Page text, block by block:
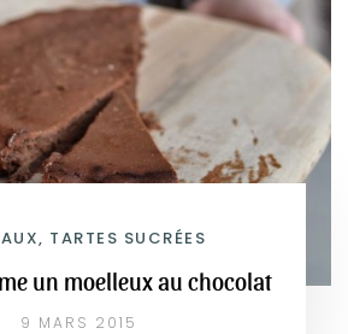
TARTES SUCRÉES
un moelleux au chocolat
9 MARS 2015